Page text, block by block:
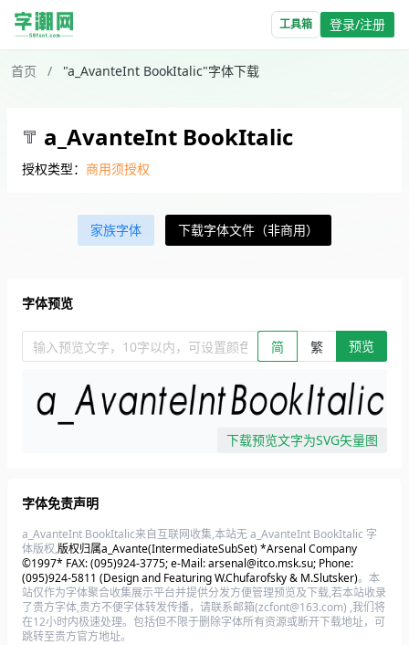
工具箱 登录/注册
首页 / "a_AvanteInt BookItalic"字体下载
a_AvanteInt BookItalic
授权类型： 商用须授权
家族字体 下载字体文件（非商用）
字体预览
输入预览文字，10字以内，可设置颜色、大小、简繁。回车查看效
简 繁 预览
下载预览文字为SVG矢量图
字体免责声明
a_AvanteInt BookItalic来自互联网收集,本站无 a_AvanteInt BookItalic 字
体版权,版权归属a_Avante(IntermediateSubSet) *Arsenal Company
©1997* FAX: (095)924-3775; e-Mail: arsenal@itco.msk.su; Phone:
(095)924-5811 (Design and Featuring W.Chufarofsky & M.Slutsker)。本
站仅作为字体聚合收集展示平台并提供分发方便管理预览及下载,若本站收录
了贵方字体,贵方不便字体转发传播，请联系邮箱(zcfont@163.com) ,我们将
在12小时内极速处理。包括但不限于删除字体所有资源或断开下载地址，可
跳转至贵方官方地址。